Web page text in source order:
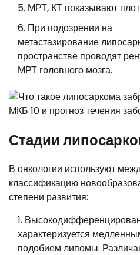
МРТ, КТ показывают
При подозрении на
метастазирование
пространстве проводят
МРТ головного мозга.
Стадии
В онкологии используют
классификацию
степени развития:
характеризуется
подобием липомы.